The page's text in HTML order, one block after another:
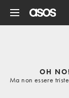
OH
Ma non essere